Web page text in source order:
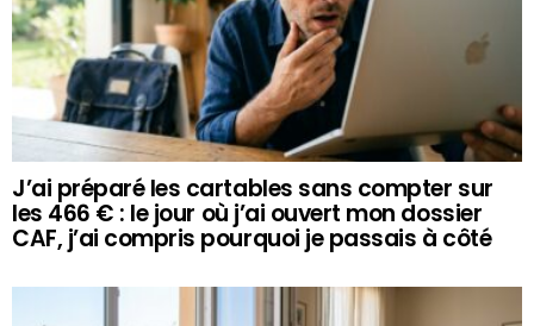
J’ai préparé les cartables sans compter sur
les 466 € : le jour où j’ai ouvert mon dossier
CAF, j’ai compris pourquoi je passais à côté